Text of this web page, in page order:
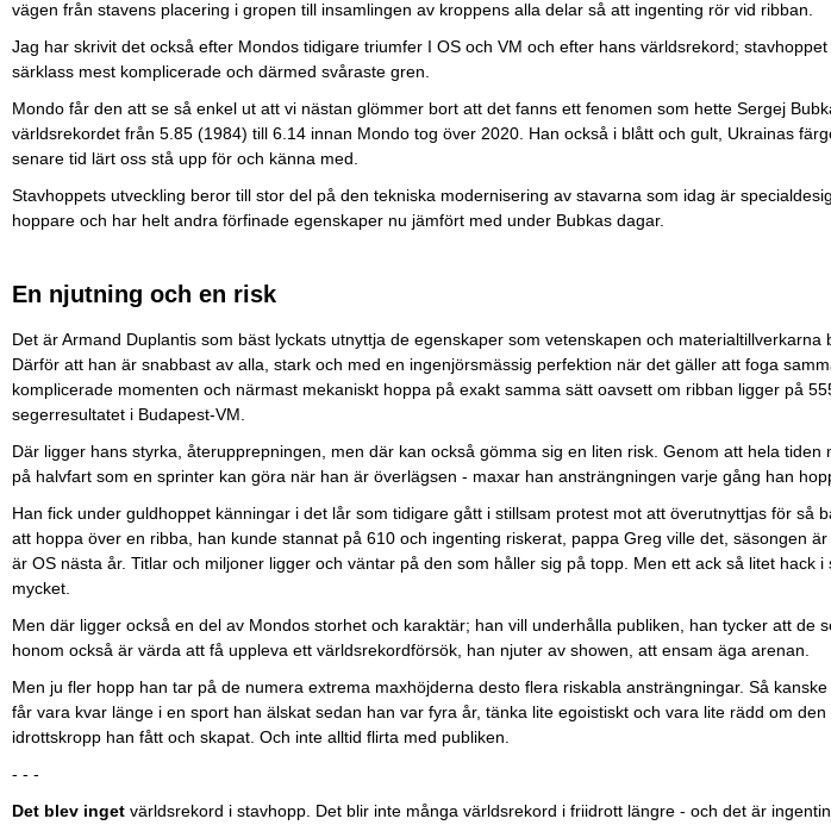
vägen från stavens placering i gropen till insamlingen av kroppens alla delar så att ingenting rör vid ribban.
Jag har skrivit det också efter Mondos tidigare triumfer I OS och VM och efter hans världsrekord;
särklass mest komplicerade och därmed svåraste gren.
Mondo får den att se så enkel ut att vi nästan glömmer bort att det fanns ett fenomen som hette Sergej
världsrekordet från 5.85 (1984) till 6.14 innan Mondo tog över 2020. Han också i blått och gult, Ukrainas
senare tid lärt oss stå upp för och känna med.
Stavhoppets utveckling beror till stor del på den tekniska modernisering av stavarna som idag är
hoppare och har helt andra förfinade egenskaper nu jämfört med under Bubkas dagar.
En njutning och en risk
Det är Armand Duplantis som bäst lyckats utnyttja de egenskaper som vetenskapen och materialtillverkarna
Därför att han är snabbast av alla, stark och med en ingenjörsmässig perfektion när det gäller att foga
komplicerade momenten och närmast mekaniskt hoppa på exakt samma sätt oavsett om ribban ligger på
segerresultatet i Budapest-VM.
Där ligger hans styrka, återupprepningen, men där kan också gömma sig en liten risk. Genom att hela tiden
på halvfart som en sprinter kan göra när han är överlägsen - maxar han ansträngningen varje gång han
Han fick under guldhoppet känningar i det lår som tidigare gått i stillsam protest mot att överutnyttjas för så
att hoppa över en ribba, han kunde stannat på 610 och ingenting riskerat, pappa Greg ville det, säsongen
är OS nästa år. Titlar och miljoner ligger och väntar på den som håller sig på topp. Men ett ack så litet hack i
mycket.
Men där ligger också en del av Mondos storhet och karaktär; han vill underhålla publiken, han tycker att de
honom också är värda att få uppleva ett världsrekordförsök, han njuter av showen, att ensam äga arenan.
Men ju fler hopp han tar på de numera extrema maxhöjderna desto flera riskabla ansträngningar. Så
får vara kvar länge i en sport han älskat sedan han var fyra år, tänka lite egoistiskt och vara lite rädd om
idrottskropp han fått och skapat. Och inte alltid flirta med publiken.
- - -
Det blev inget världsrekord i stavhopp. Det blir inte många världsrekord i friidrott längre - och det är